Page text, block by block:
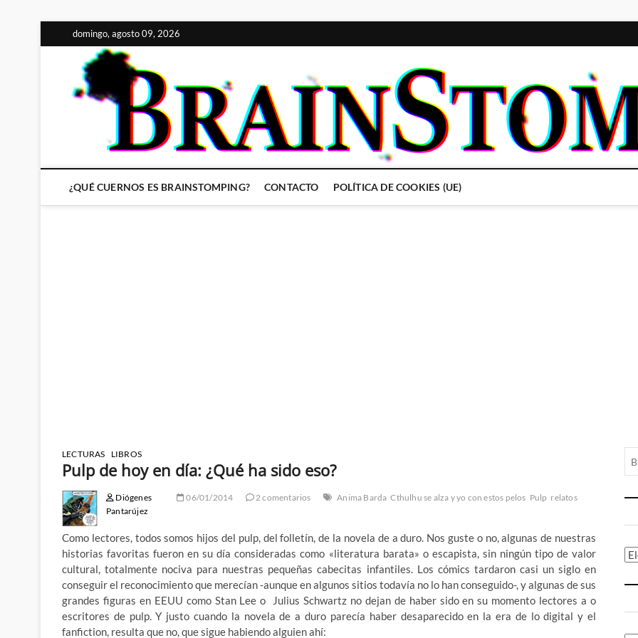
al
contenido
domingo, agosto 09, 2026
¿QUÉ CUERNOS ES BRAINSTOMPING? CONTACTO POLÍTICA DE COOKIES (UE)
LECTURAS LIBROS
Pulp de hoy en día: ¿Qué ha sido eso?
Diógenes
Pantarújez
06/01/2014 2 comentarios Anima Barda Cthulhu se alza y yo con estos pelos Pulp relatos
Como lectores, todos somos hijos del pulp, del folletín, de la novela de a duro. Nos guste o no, algunas de nuestras
historias favoritas fueron en su día consideradas como «literatura barata» o escapista, sin ningún tipo de valor
cultural, totalmente nociva para nuestras pequeñas cabecitas infantiles. Los cómics tardaron casi un siglo en
conseguir el reconocimiento que merecían -aunque en algunos sitios todavía no lo han conseguido-, y algunas de sus
grandes figuras en EEUU como Stan Lee o Julius Schwartz no dejan de haber sido en su momento lectores a o
escritores de pulp. Y justo cuando la novela de a duro parecía haber desaparecido en la era de lo digital y el
fanfiction, resulta que no, que sigue habiendo alguien ahí: